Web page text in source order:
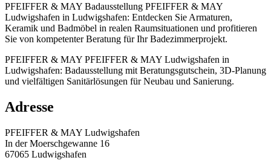
PFEIFFER & MAY Badausstellung PFEIFFER & MAY
Ludwigshafen in Ludwigshafen: Entdecken Sie Armaturen,
Keramik und Badmöbel in realen Raumsituationen und profitieren
Sie von kompetenter Beratung für Ihr Badezimmerprojekt.
PFEIFFER & MAY PFEIFFER & MAY Ludwigshafen in
Ludwigshafen: Badausstellung mit Beratungsgutschein, 3D-Planung
und vielfältigen Sanitärlösungen für Neubau und Sanierung.
Adresse
PFEIFFER & MAY Ludwigshafen
In der Moerschgewanne 16
67065 Ludwigshafen